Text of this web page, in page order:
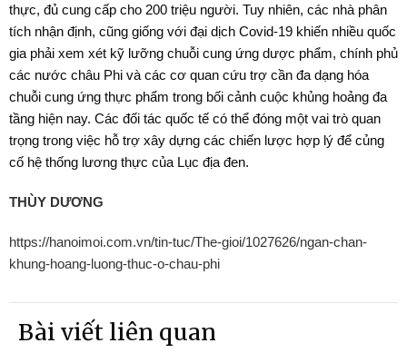
thực, đủ cung cấp cho 200 triệu người. Tuy nhiên, các nhà phân
tích nhận định, cũng giống với đại dịch Covid-19 khiến nhiều quốc
gia phải xem xét kỹ lưỡng chuỗi cung ứng dược phẩm, chính phủ
các nước châu Phi và các cơ quan cứu trợ cần đa dạng hóa
chuỗi cung ứng thực phẩm trong bối cảnh cuộc khủng hoảng đa
tầng hiện nay. Các đối tác quốc tế có thể đóng một vai trò quan
trọng trong việc hỗ trợ xây dựng các chiến lược hợp lý để củng
cố hệ thống lương thực của Lục địa đen.
THÙY DƯƠNG
https://hanoimoi.com.vn/tin-tuc/The-gioi/1027626/ngan-chan-
khung-hoang-luong-thuc-o-chau-phi
Bài viết liên quan